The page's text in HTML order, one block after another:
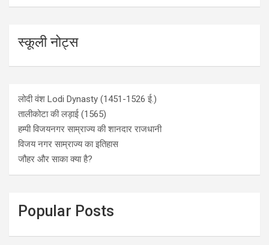
स्कूली नोट्स
लोदी वंश Lodi Dynasty (1451-1526 ई.)
तालीकोटा की लड़ाई (1565)
हम्पी विजयनगर साम्राज्य की शानदार राजधानी
विजय नगर साम्राज्य का इतिहास
जौहर और साका क्या है?
Popular Posts